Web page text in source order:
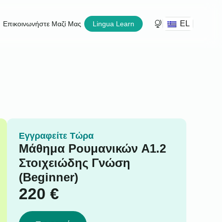
Επικοινωνήστε Μαζί Μας Lingua Learn EL
Εγγραφείτε Τώρα
Μάθημα Ρουμανικών A1.2
Στοιχειώδης Γνώση
(Beginner)
220 €